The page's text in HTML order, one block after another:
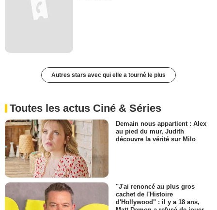
Autres stars avec qui elle a tourné le plus
Toutes les actus Ciné & Séries
Demain nous appartient : Alex
au pied du mur, Judith
découvre la vérité sur Milo
"J'ai renoncé au plus gros
cachet de l'Histoire
d'Hollywood" : il y a 18 ans,